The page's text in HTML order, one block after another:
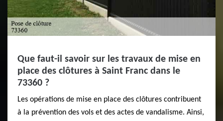
Que faut-il savoir sur les travaux de mise en
place des clôtures à Saint Franc dans le
73360 ?
Les opérations de mise en place des clôtures contribuent
à la prévention des vols et des actes de vandalisme. Ainsi,